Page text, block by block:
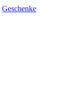
Geschenke